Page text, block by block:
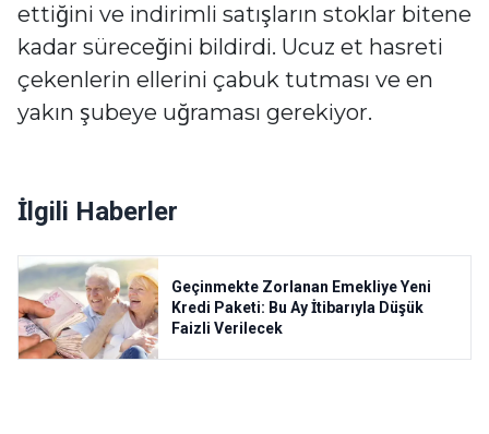
ettiğini ve indirimli satışların stoklar bitene
kadar süreceğini bildirdi. Ucuz et hasreti
çekenlerin ellerini çabuk tutması ve en
yakın şubeye uğraması gerekiyor.
İlgili Haberler
Geçinmekte Zorlanan Emekliye Yeni
Kredi Paketi: Bu Ay İtibarıyla Düşük
Faizli Verilecek